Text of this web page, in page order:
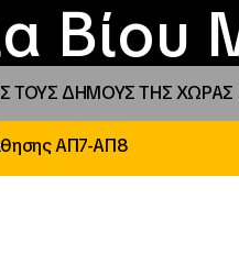
ΤΟΥΣ ΔΗΜΟΥΣ ΤΗΣ
ΑΠ7-ΑΠ8